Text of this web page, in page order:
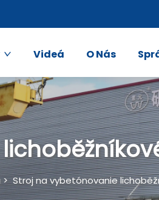
Videá O Nás
>Stroj na vybetónovanie